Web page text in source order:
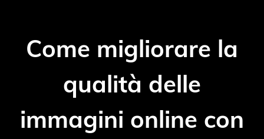
Come migliorare la
qualità delle
immagini online con